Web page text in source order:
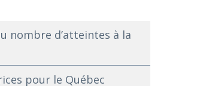
nombre d’atteintes à la
pour le Québec